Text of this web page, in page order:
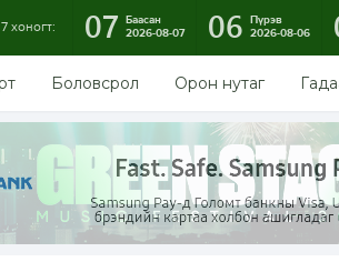
хоногт: 07 Баасан
2026-08-07
06 Пүрэв
2026-08-06
Боловсрол Орон нутаг